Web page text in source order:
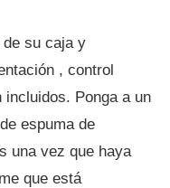
su caja y
, control
Ponga a un
espuma de
una vez que haya
que está